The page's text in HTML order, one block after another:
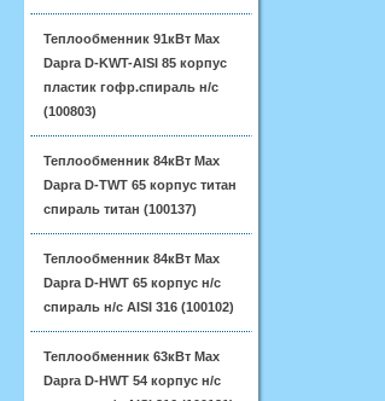
Теплообменник 91кВт Max
Dapra D-KWT-AISI 85 корпус
пластик гофр.спираль н/с
(100803)
Теплообменник 84кВт Max
Dapra D-TWT 65 корпус титан
спираль титан (100137)
Теплообменник 84кВт Max
Dapra D-HWT 65 корпус н/с
спираль н/с AISI 316 (100102)
Теплообменник 63кВт Max
Dapra D-HWT 54 корпус н/с